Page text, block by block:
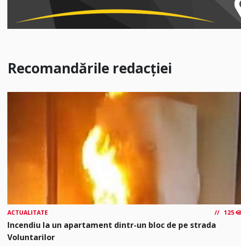
Recomandările redacției
ACTUALITATE 125
Incendiu la un apartament dintr-un bloc de pe strada
Voluntarilor